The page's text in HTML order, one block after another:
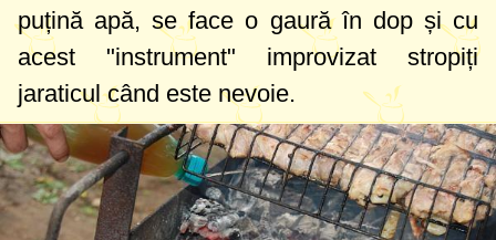
puțină apă, se face o gaură în dop și cu
acest "instrument" improvizat stropiți
jaraticul când este nevoie.